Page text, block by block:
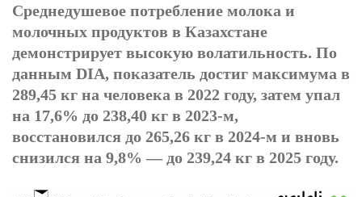
Среднедушевое потребление молока и
молочных продуктов в Казахстане
демонстрирует высокую волатильность. По
данным DIA, показатель достиг максимума в
289,45 кг на человека в 2022 году, затем упал
на 17,6% до 238,40 кг в 2023-м,
восстановился до 265,26 кг в 2024-м и вновь
снизился на 9,8% — до 239,24 кг в 2025 году.